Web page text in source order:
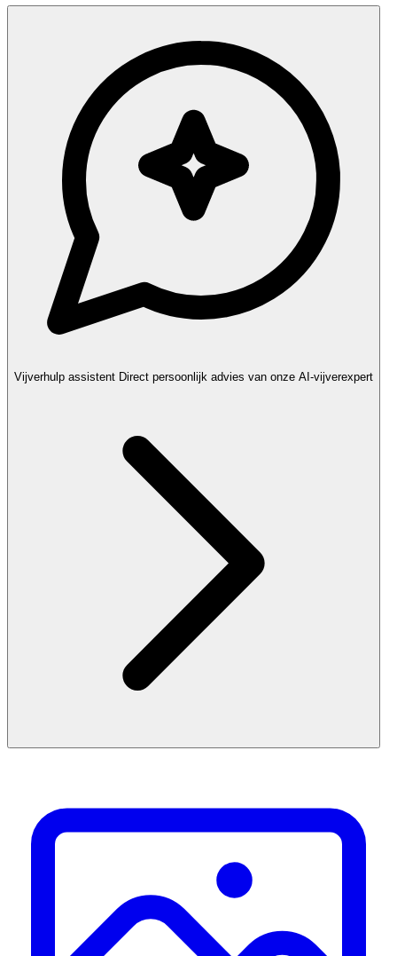
Vijverhulp assistent Direct persoonlijk advies van onze AI-vijverexpert